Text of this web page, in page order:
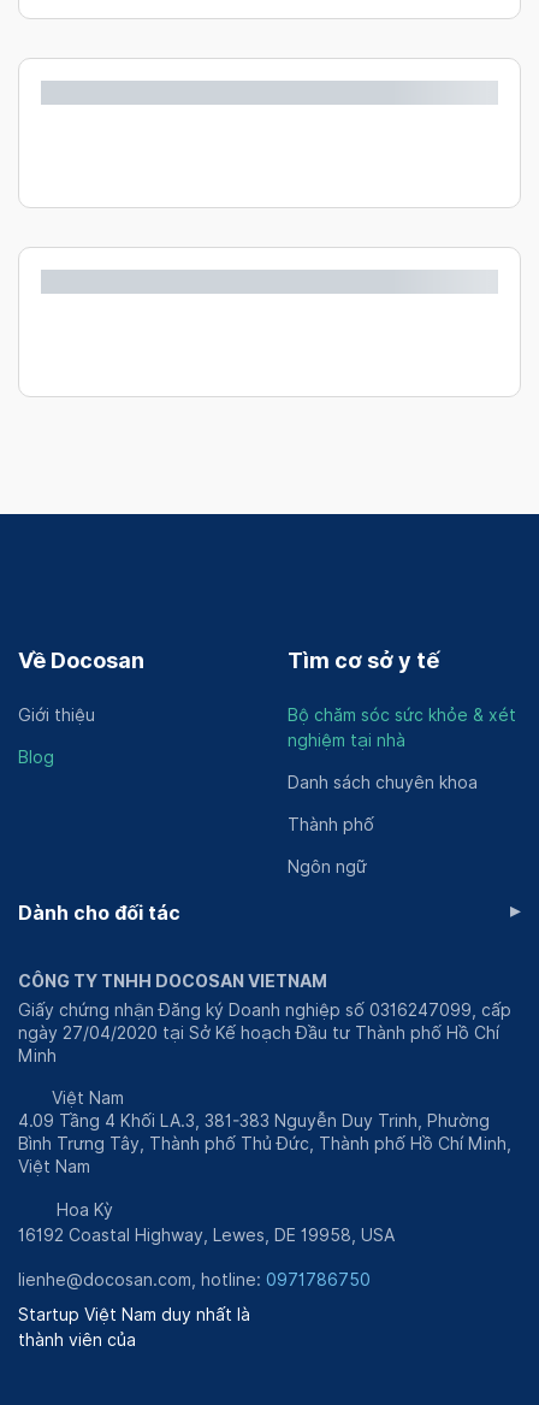
Về Docosan
Giới thiệu
Blog
Tìm cơ sở y tế
Bộ chăm sóc sức khỏe & xét
nghiệm tại nhà
Danh sách chuyên khoa
Thành phố
Ngôn ngữ
Dành cho đối tác ▸
CÔNG TY TNHH DOCOSAN VIETNAM
Giấy chứng nhận Đăng ký Doanh nghiệp số 0316247099, cấp
ngày 27/04/2020 tại Sở Kế hoạch Đầu tư Thành phố Hồ Chí
Minh
Việt Nam
4.09 Tầng 4 Khối LA.3, 381-383 Nguyễn Duy Trinh, Phường
Bình Trưng Tây, Thành phố Thủ Đức, Thành phố Hồ Chí Minh,
Việt Nam
Hoa Kỳ
16192 Coastal Highway, Lewes, DE 19958, USA
lienhe@docosan.com , hotline: 0971786750
Startup Việt Nam duy nhất là
thành viên của